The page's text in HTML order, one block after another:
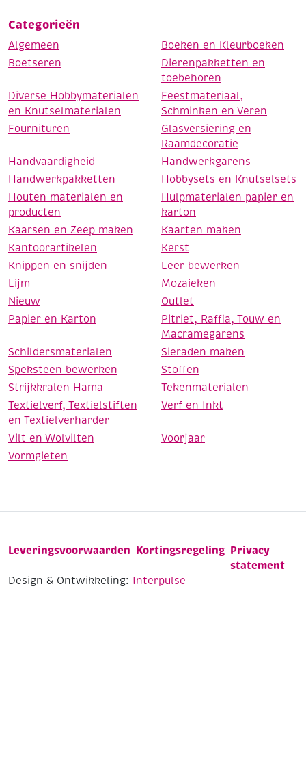
Categorieën
Algemeen
Boeken en Kleurboeken
Boetseren
Dierenpakketten en
toebehoren
Diverse Hobbymaterialen
en Knutselmaterialen
Feestmateriaal,
Schminken en Veren
Fournituren
Glasversiering en
Raamdecoratie
Handvaardigheid
Handwerkgarens
Handwerkpakketten
Hobbysets en Knutselsets
Houten materialen en
producten
Hulpmaterialen papier en
karton
Kaarsen en Zeep maken
Kaarten maken
Kantoorartikelen
Kerst
Knippen en snijden
Leer bewerken
Lijm
Mozaieken
Nieuw
Outlet
Papier en Karton
Pitriet, Raffia, Touw en
Macramegarens
Schildersmaterialen
Sieraden maken
Speksteen bewerken
Stoffen
Strijkkralen Hama
Tekenmaterialen
Textielverf, Textielstiften
en Textielverharder
Verf en Inkt
Vilt en Wolvilten
Voorjaar
Vormgieten
Leveringsvoorwaarden Kortingsregeling Privacy
statement
Design & Ontwikkeling: Interpulse